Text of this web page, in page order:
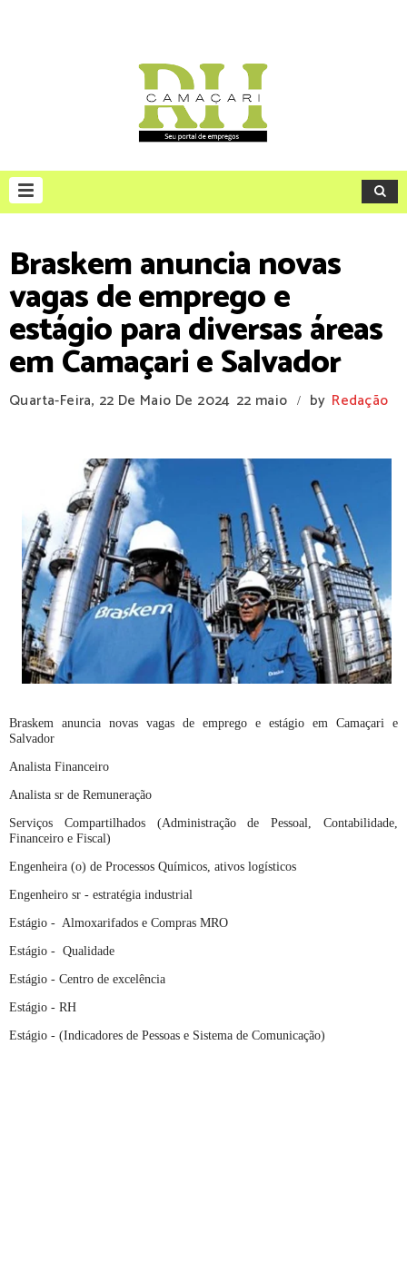
Braskem anuncia novas
vagas de emprego e
estágio para diversas áreas
em Camaçari e Salvador
Quarta-Feira, 22 De Maio De 2024 22 maio / by Redação
Braskem anuncia novas vagas de emprego e estágio em Camaçari e
Salvador
Analista Financeiro
Analista sr de Remuneração
Serviços Compartilhados (Administração de Pessoal, Contabilidade,
Financeiro e Fiscal)
Engenheira (o) de Processos Químicos, ativos logísticos
Engenheiro sr - estratégia industrial
Estágio - Almoxarifados e Compras MRO
Estágio - Qualidade
Estágio - Centro de excelência
Estágio - RH
Estágio - (Indicadores de Pessoas e Sistema de Comunicação)